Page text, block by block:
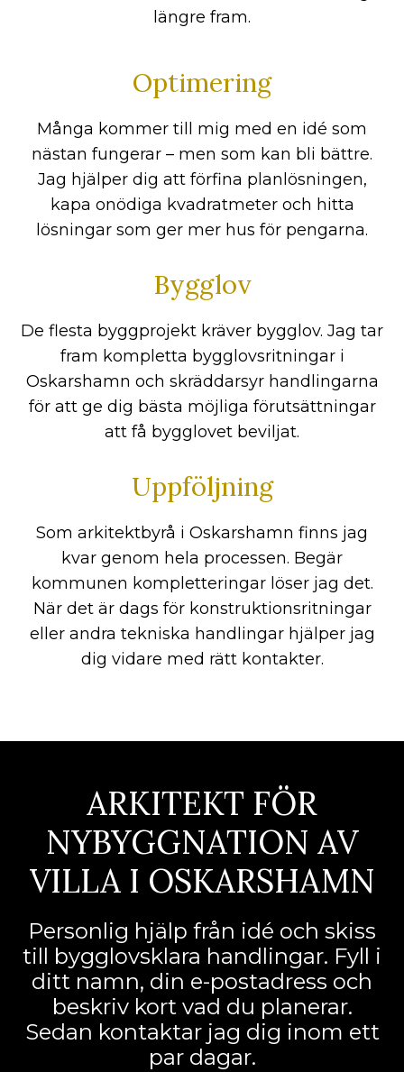
längre fram.
Optimering
Många kommer till mig med en idé som
nästan fungerar – men som kan bli bättre.
Jag hjälper dig att förfina planlösningen,
kapa onödiga kvadratmeter och hitta
lösningar som ger mer hus för pengarna.
Bygglov
De flesta byggprojekt kräver bygglov. Jag tar
fram kompletta bygglovsritningar i
Oskarshamn och skräddarsyr handlingarna
för att ge dig bästa möjliga förutsättningar
att få bygglovet beviljat.
Uppföljning
Som arkitektbyrå i Oskarshamn finns jag
kvar genom hela processen. Begär
kommunen kompletteringar löser jag det.
När det är dags för konstruktionsritningar
eller andra tekniska handlingar hjälper jag
dig vidare med rätt kontakter.
ARKITEKT FÖR
NYBYGGNATION AV
VILLA I OSKARSHAMN
Personlig hjälp från idé och skiss
till bygglovsklara handlingar. Fyll i
ditt namn, din e-postadress och
beskriv kort vad du planerar.
Sedan kontaktar jag dig inom ett
par dagar.